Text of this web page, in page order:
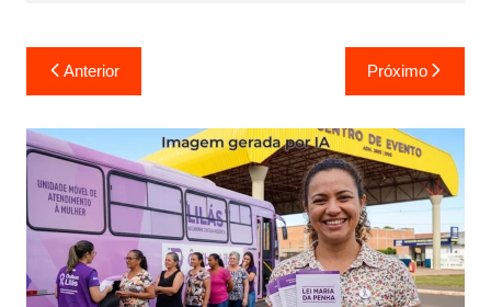
Navegação
de
Post
Anterior Próximo